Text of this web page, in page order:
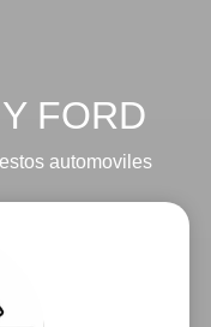
FORD
automoviles